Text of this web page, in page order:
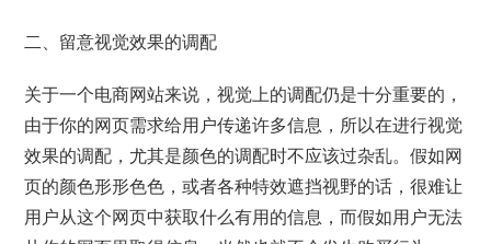
二、留意视觉效果的调配
关于一个电商网站来说，视觉上的调配仍是十分重要的，
由于你的网页需求给用户传递许多信息，所以在进行视觉
效果的调配，尤其是颜色的调配时不应该过杂乱。假如网
页的颜色形形色色，或者各种特效遮挡视野的话，很难让
用户从这个网页中获取什么有用的信息，而假如用户无法